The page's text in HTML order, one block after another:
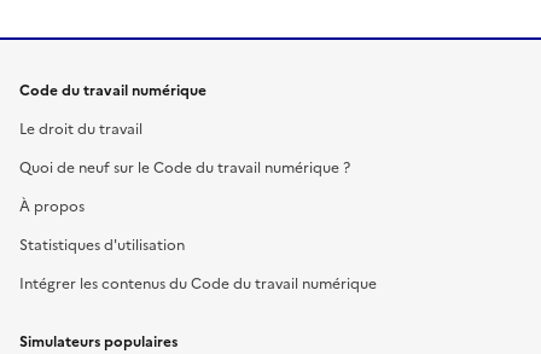
Code du travail numérique
Le droit du travail
Quoi de neuf sur le Code du travail numérique ?
À propos
Statistiques d'utilisation
Intégrer les contenus du Code du travail numérique
Simulateurs populaires